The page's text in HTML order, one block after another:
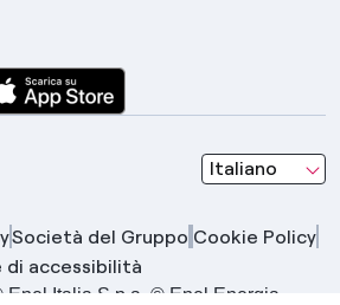
Italiano
seleziona una
Società del Gruppo Cookie Policy
di accessibilità
Enel Italia S.p.a. © Enel Energia